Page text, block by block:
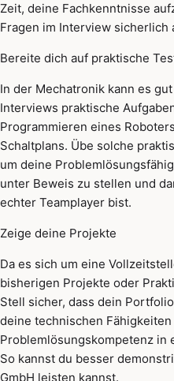
Zeit, deine Fachkenntnisse
Fragen im Interview sicherlich
Bereite dich auf praktische
In der Mechatronik kann es
Interviews praktische
Programmieren eines
Schaltplans. Übe solche
um deine
unter Beweis zu stellen und
echter Teamplayer bist.
Zeige deine Projekte
Da es sich um eine
bisherigen Projekte oder
Stell sicher, dass dein
deine technischen
Problemlösungskompetenz in
So kannst du besser
GmbH leisten kannst.